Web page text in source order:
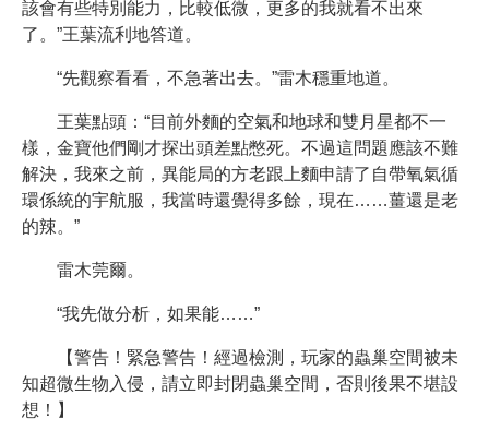
該會有些特別能力，比較低微，更多的我就看不出來
了。”王葉流利地答道。
“先觀察看看，不急著出去。”雷木穩重地道。
王葉點頭：“目前外麵的空氣和地球和雙月星都不一
樣，金寶他們剛才探出頭差點憋死。不過這問題應該不難
解決，我來之前，異能局的方老跟上麵申請了自帶氧氣循
環係統的宇航服，我當時還覺得多餘，現在……薑還是老
的辣。”
雷木莞爾。
“我先做分析，如果能……”
【警告！緊急警告！經過檢測，玩家的蟲巢空間被未
知超微生物入侵，請立即封閉蟲巢空間，否則後果不堪設
想！】